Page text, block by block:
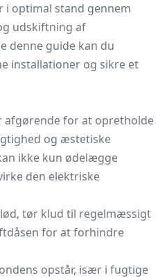
i optimal stand gennem
udskiftning af
denne guide kan du
installationer og sikre et
afgørende for at opretholde
og æstetiske
ikke kun ødelægge
den elektriske
tør klud til regelmæssigt
for at forhindre
opstår, især i fugtige